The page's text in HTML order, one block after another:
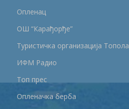
Опленац
ОШ “Карађорђе”
Туристичка организација Топола
ИФМ Радио
Топ прес
Опленачка берба